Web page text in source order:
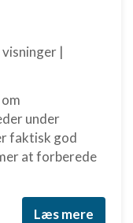
|
under
faktisk god
at forberede
Læs mere